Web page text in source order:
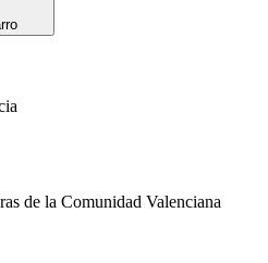
de la Comunidad Valenciana